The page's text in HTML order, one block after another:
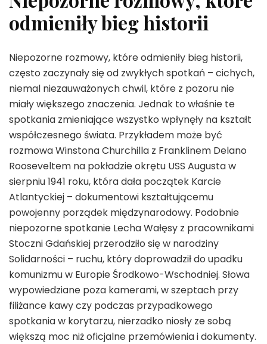
odmieniły bieg historii
Niepozorne rozmowy, które odmieniły bieg historii,
często zaczynały się od zwykłych spotkań – cichych,
niemal niezauważonych chwil, które z pozoru nie
miały większego znaczenia. Jednak to właśnie te
spotkania zmieniające wszystko wpłynęły na kształt
współczesnego świata. Przykładem może być
rozmowa Winstona Churchilla z Franklinem Delano
Rooseveltem na pokładzie okrętu USS Augusta w
sierpniu 1941 roku, która dała początek Karcie
Atlantyckiej – dokumentowi kształtującemu
powojenny porządek międzynarodowy. Podobnie
niepozorne spotkanie Lecha Wałęsy z pracownikami
Stoczni Gdańskiej przerodziło się w narodziny
Solidarności – ruchu, który doprowadził do upadku
komunizmu w Europie Środkowo-Wschodniej. Słowa
wypowiedziane poza kamerami, w szeptach przy
filiżance kawy czy podczas przypadkowego
spotkania w korytarzu, nierzadko niosły ze sobą
większą moc niż oficjalne przemówienia i dokumenty.